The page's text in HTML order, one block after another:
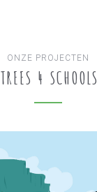
ONZE PROJECTEN
TREES 4 SCHOOLS